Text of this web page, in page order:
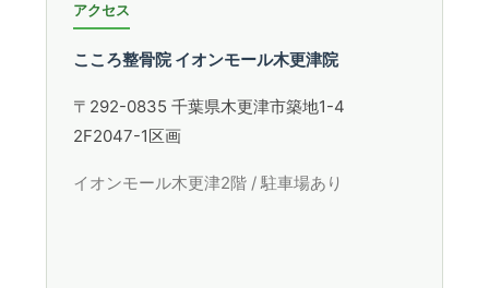
アクセス
こころ整骨院 イオンモール木更津院
〒292-0835 千葉県木更津市築地1-4
2F2047-1区画
イオンモール木更津2階 / 駐車場あり